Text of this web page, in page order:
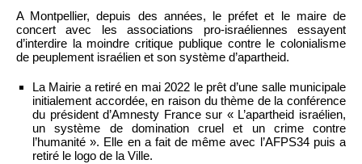
A Montpellier, depuis des années, le préfet et le maire de
concert avec les associations pro-israéliennes essayent
d’interdire la moindre critique publique contre le colonialisme
de peuplement israélien et son système d’apartheid.
La Mairie a retiré en mai 2022 le prêt d’une salle municipale
initialement accordée, en raison du thème de la conférence
du président d’Amnesty France sur « L’apartheid israélien,
un système de domination cruel et un crime contre
l’humanité ». Elle en a fait de même avec l’AFPS34 puis a
retiré le logo de la Ville.